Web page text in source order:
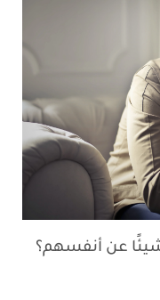
عن أنفسهم؟